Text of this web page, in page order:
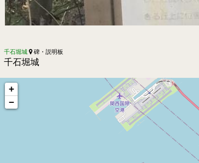
千石堀城 碑・説明板
千石堀城
+
−